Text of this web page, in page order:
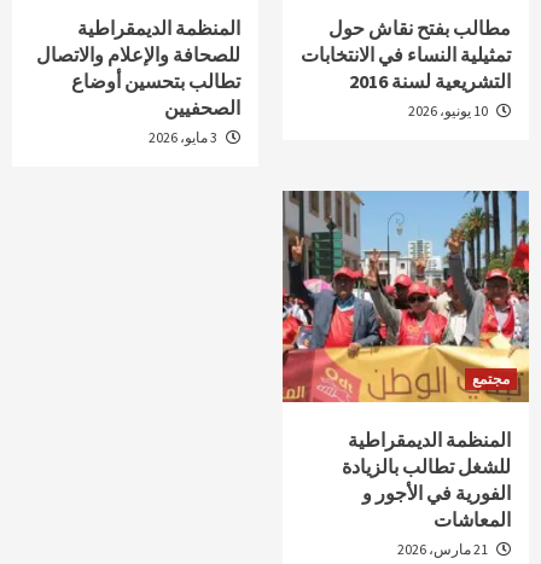
مطالب بفتح نقاش حول
تمثيلية النساء في الانتخابات
التشريعية لسنة 2016
المنظمة الديمقراطية
للصحافة والإعلام والاتصال
تطالب بتحسين أوضاع
الصحفيين
مجتمع
المنظمة الديمقراطية
للشغل تطالب بالزيادة
الفورية في الأجور و
المعاشات